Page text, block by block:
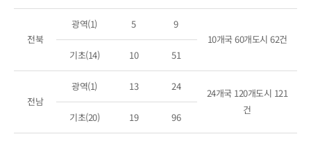
전북
광역(1) 5
9
10개국 60개도시 62건
기초(14)
10 51
전남
광역(1) 13 24
24개국 120개도시 121
건
기초(20) 19 96